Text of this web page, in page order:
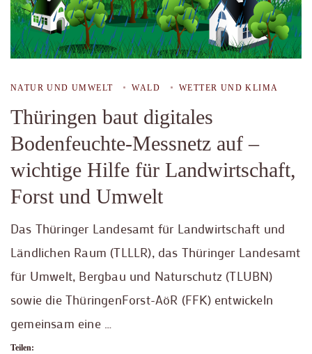
NATUR UND UMWELT WALD WETTER UND KLIMA
Thüringen baut digitales
Bodenfeuchte-Messnetz auf –
wichtige Hilfe für Landwirtschaft,
Forst und Umwelt
Das Thüringer Landesamt für Landwirtschaft und
Ländlichen Raum (TLLLR), das Thüringer Landesamt
für Umwelt, Bergbau und Naturschutz (TLUBN)
sowie die ThüringenForst-AöR (FFK) entwickeln
gemeinsam eine …
Teilen: